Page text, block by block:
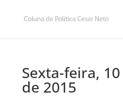
Sexta-feira,
de 2015